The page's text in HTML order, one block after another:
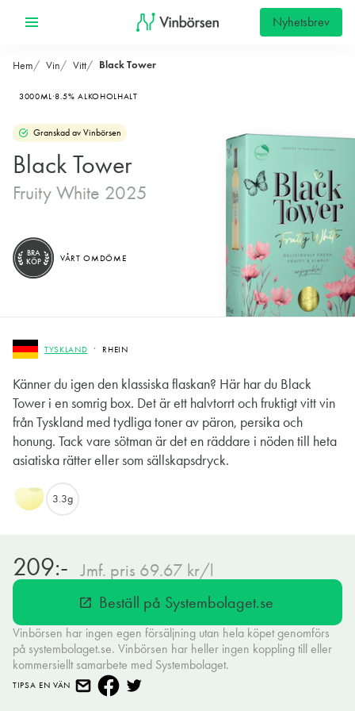
Nyhetsbrev
Hem Vin Vitt Black Tower
3000ML 8.5% ALKOHOLHALT
Granskad av Vinbörsen
Black Tower
Fruity White 2025
TYSKLAND RHEIN
Känner du igen den klassiska flaskan? Här har du Black
Tower i en somrig box. Det är ett halvtorrt och fruktigt vitt vin
från Tyskland med tydliga toner av päron, persika och
honung. Tack vare sötman är det en räddare i nöden till heta
asiatiska rätter eller som sällskapsdryck.
BRA
KÖP
VÅRT OMDÖME
3.3g
209:- Jmf. pris 69.67 kr/l
open_in_new Beställ på Systembolaget.se
Vinbörsen har ingen egen försäljning utan hela köpet genomförs
på systembolaget.se. Vinbörsen har heller ingen koppling till eller
kommersiellt samarbete med Systembolaget.
TIPSA EN VÄN